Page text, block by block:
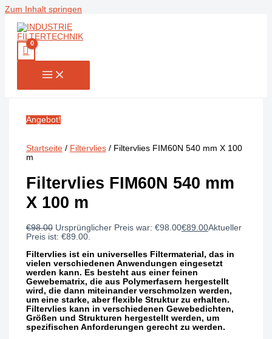
Zum Inhalt springen
Angebot!
Startseite/ Filtervlies/ Filtervlies FIM60N 540 mm X 100
m
Filtervlies FIM60N 540 mm
X 100 m
€98.00 Ursprünglicher Preis war: €98.00€89.00Aktueller
Preis ist: €89.00.
Filtervlies ist ein universelles Filtermaterial, das in
vielen verschiedenen Anwendungen eingesetzt
werden kann. Es besteht aus einer feinen
Gewebematrix, die aus Polymerfasern hergestellt
wird, die dann miteinander verschmolzen werden,
um eine starke, aber flexible Struktur zu erhalten.
Filtervlies kann in verschiedenen Gewebedichten,
Größen und Strukturen hergestellt werden, um
spezifischen Anforderungen gerecht zu werden.